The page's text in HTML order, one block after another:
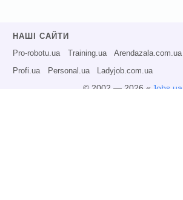
НАШІ САЙТИ
Pro-robotu.ua Training.ua Arendazala.com.ua
Profi.ua Personal.ua Ladyjob.com.ua
© 2002 — 2026 « Jobs.ua